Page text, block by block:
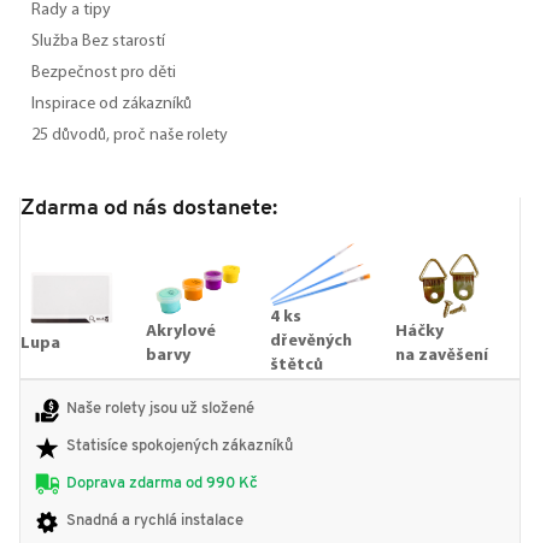
Rady a tipy
Služba Bez starostí
Bezpečnost pro děti
Inspirace od zákazníků
25 důvodů, proč naše rolety
Zdarma od nás dostanete:
Lupa
Akrylové
barvy
4 ks
dřevěných
štětců
Háčky
na zavěšení
Naše rolety jsou už složené
Statisíce spokojených zákazníků
Doprava zdarma od 990 Kč
Snadná a rychlá instalace